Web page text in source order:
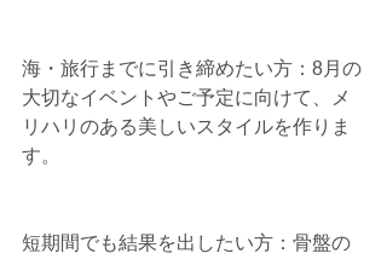
海・旅行までに引き締めたい方：8月の
大切なイベントやご予定に向けて、メ
リハリのある美しいスタイルを作りま
す。
短期間でも結果を出したい方：骨盤の